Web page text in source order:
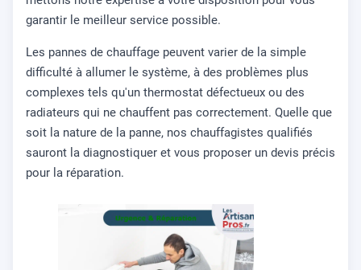
garantir le meilleur service possible.
Les pannes de chauffage peuvent varier de la simple
difficulté à allumer le système, à des problèmes plus
complexes tels qu'un thermostat défectueux ou des
radiateurs qui ne chauffent pas correctement. Quelle que
soit la nature de la panne, nos chauffagistes qualifiés
sauront la diagnostiquer et vous proposer un devis précis
pour la réparation.